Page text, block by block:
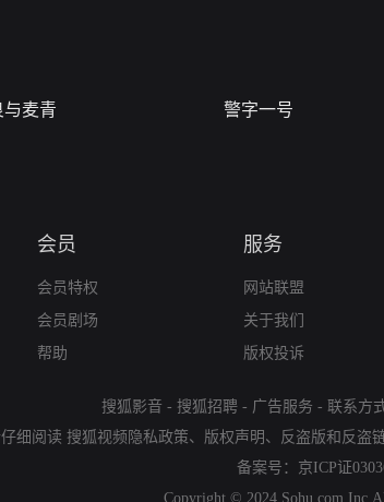
与麦青 警字一号
会员
会员特权
会员剧场
帮助
服务
网站联盟
关于我们
版权投诉
搜狐影音 - 搜狐招聘 - 广告服务 - 联系方
细阅读 搜狐视频隐私政策、 版权声明 、 反盗版和反盗
备案号： 京ICP证
Copyright © 2024 Sohu.com